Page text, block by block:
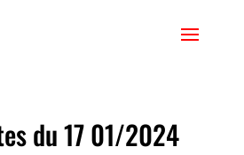
du 17 01/2024